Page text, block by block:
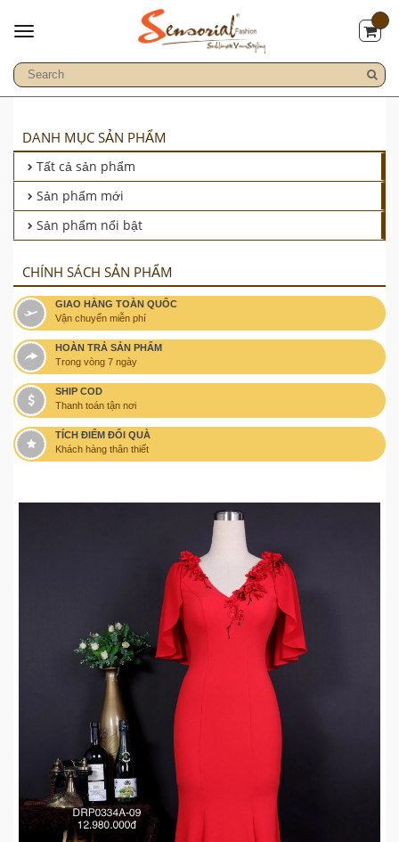
DANH MỤC SẢN PHẨM
Tất cả sản phẩm
Sản phẩm mới
Sản phẩm nổi bật
CHÍNH SÁCH SẢN PHẨM
GIAO HÀNG TOÀN QUỐC
Vận chuyển miễn phí
HOÀN TRẢ SẢN PHẨM
Trong vòng 7 ngày
SHIP COD
Thanh toán tận nơi
TÍCH ĐIỂM ĐỔI QUÀ
Khách hàng thân thiết